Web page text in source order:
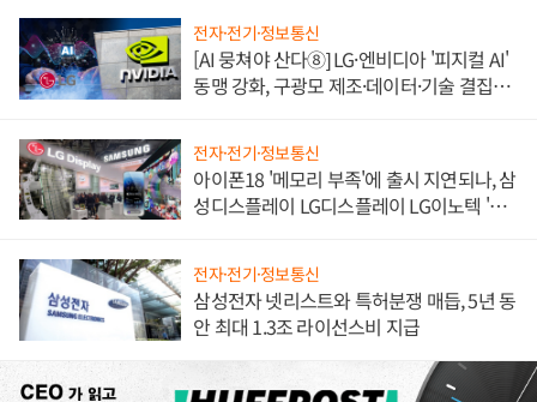
전자·전기·정보통신
[AI 뭉쳐야 산다⑧] LG·엔비디아 '피지컬 AI'
동맹 강화, 구광모 제조·데이터·기술 결집
전자·전기·정보통신
아이폰18 '메모리 부족'에 출시 지연되나, 삼
성디스플레이 LG디스플레이 LG이노텍 '탈
전자·전기·정보통신
삼성전자 넷리스트와 특허분쟁 매듭, 5년 동
안 최대 1.3조 라이선스비 지급